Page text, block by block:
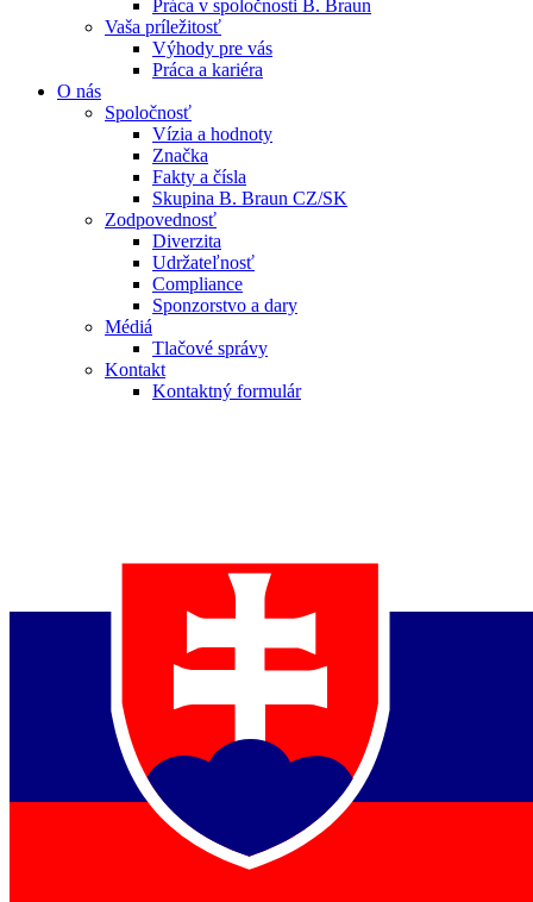
Práca v spoločnosti B. Braun
Vaša príležitosť
Výhody pre vás
Práca a kariéra
O nás
Spoločnosť
Vízia a hodnoty
Značka
Fakty a čísla
Skupina B. Braun CZ/SK
Zodpovednosť
Diverzita
Udržateľnosť
Compliance
Sponzorstvo a dary
Médiá
Tlačové správy
Kontakt
Kontaktný formulár